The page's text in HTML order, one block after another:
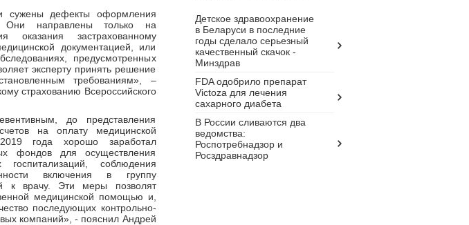
сужены дефекты оформления
Они направлены только на
оказания застрахованному
документацией, или
предусмотренных
эксперту принять решение
требованиям», –
страхованию Всероссийского
до представления
на оплату медицинской
года хорошо заработал
фондов для осуществления
соблюдения
включения в группу
к врачу. Эти меры позволят
медицинской помощью и,
последующих контрольно-
компаний», - пояснил Андрей
Детское здравоохранение
в Беларуси в последние
годы сделало серьезный
качественный скачок -
Минздрав
FDA одобрило препарат
Victoza для лечения
сахарного диабета
В России сливаются два
ведомства:
Роспотребнадзор и
Росздравнадзор